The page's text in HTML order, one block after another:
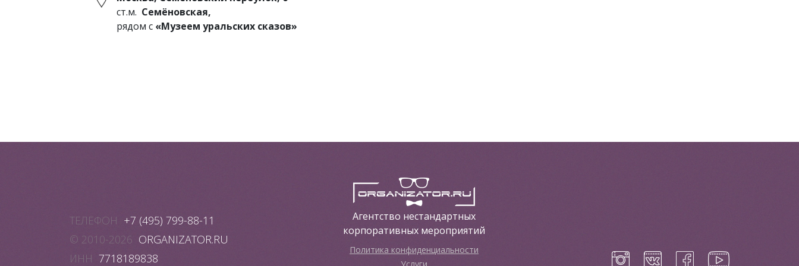
ст.м. Семёновская,
рядом с «Музеем уральских сказов»
ТЕЛЕФОН +7 (495) 799-88-11
© 2010-2026 ORGANIZATOR.RU
ИНН 7718189838
Агентство нестандартных
корпоративных мероприятий
Политика конфиденциальности